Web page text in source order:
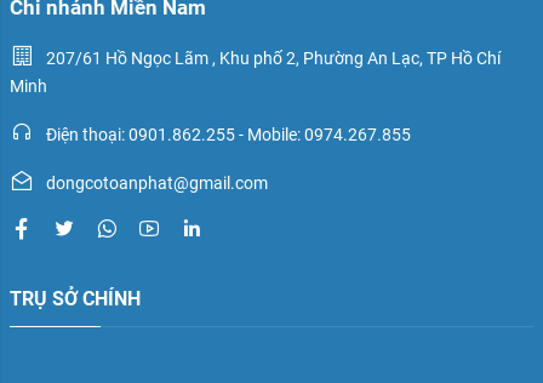
Chi nhánh Miền Nam
207/61 Hồ Ngọc Lãm , Khu phố 2, Phường An Lạc, TP Hồ Chí
Minh
Điện thoại: 0901.862.255 - Mobile: 0974.267.855
dongcotoanphat@gmail.com
TRỤ SỞ CHÍNH